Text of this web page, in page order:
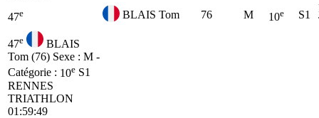
47e BLAIS Tom 76 M 10e S1
47e
BLAIS
Tom (76) Sexe : M -
Catégorie : 10e S1
RENNES
TRIATHLON
01:59:49